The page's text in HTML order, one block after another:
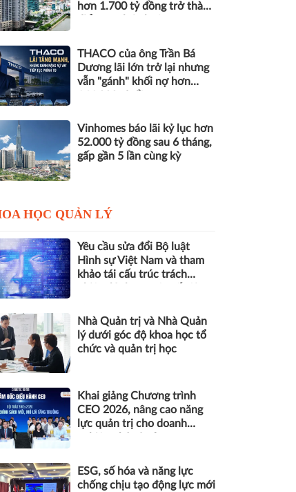
hơn 1.700 tỷ đồng trở thành
THACO của ông Trần Bá
Dương lãi lớn trở lại nhưng
vẫn "gánh" khối nợ hơn
Vinhomes báo lãi kỷ lục hơn
52.000 tỷ đồng sau 6 tháng,
gấp gần 5 lần cùng kỳ
HỌC QUẢN LÝ
Yêu cầu sửa đổi Bộ luật
Hình sự Việt Nam và tham
khảo tái cấu trúc trách
nhân tạo
Nhà Quản trị và Nhà Quản
lý dưới góc độ khoa học tổ
chức và quản trị học
Khai giảng Chương trình
CEO 2026, nâng cao năng
lực quản trị cho doanh
ESG, số hóa và năng lực
chống chịu tạo động lực mới